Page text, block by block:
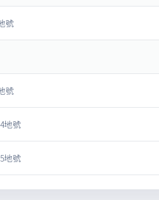
號
號
地號
地號